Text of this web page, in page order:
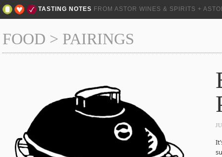
TASTING NOTES FROM ASTOR WINES & SPIRITS +
FOOD > PAIRINGS